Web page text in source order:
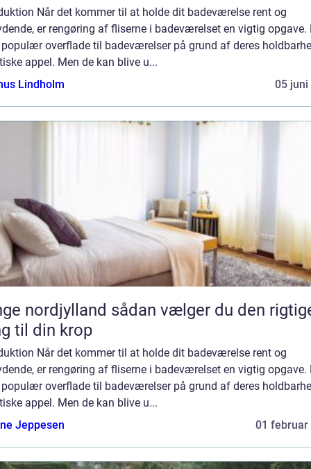
Når det kommer til at holde dit badeværelse rent og
er rengøring af fliserne i badeværelset en vigtig opgave.
populær overflade til badeværelser på grund af deres
appel. Men de kan blive u...
Lindholm
05 juni
sådan vælger du den rigtige
til din krop
Når det kommer til at holde dit badeværelse rent og
er rengøring af fliserne i badeværelset en vigtig opgave.
populær overflade til badeværelser på grund af deres
appel. Men de kan blive u...
Jeppesen
01 februar